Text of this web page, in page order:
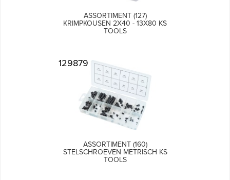
ASSORTIMENT (127)
KRIMPKOUSEN 2X40 - 13X80 KS
TOOLS
129879
ASSORTIMENT (160)
STELSCHROEVEN METRISCH KS
TOOLS